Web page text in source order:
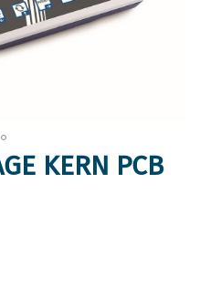
KERN PCB